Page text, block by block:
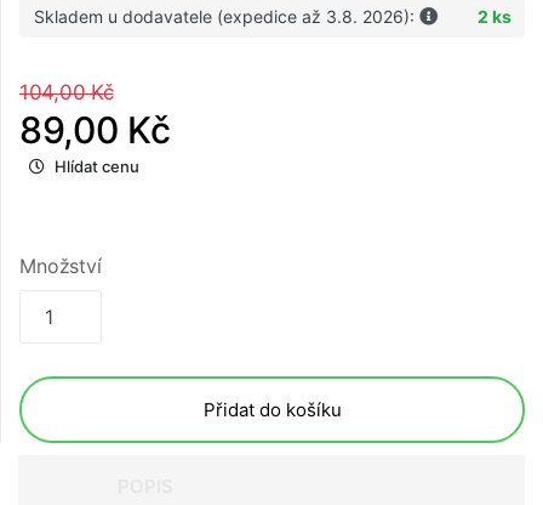
Skladem u dodavatele (expedice až 3.8. 2026): 2 ks
104,00 Kč
89,00 Kč
Hlídat cenu
Množství
Přidat do košíku